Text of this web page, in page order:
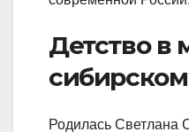
Детство в
Родилась Светлана